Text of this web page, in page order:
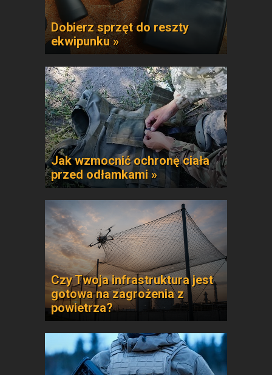
Dobierz sprzęt do reszty
ekwipunku »
Jak wzmocnić ochronę ciała
przed odłamkami »
Czy Twoja infrastruktura jest
gotowa na zagrożenia z
powietrza?